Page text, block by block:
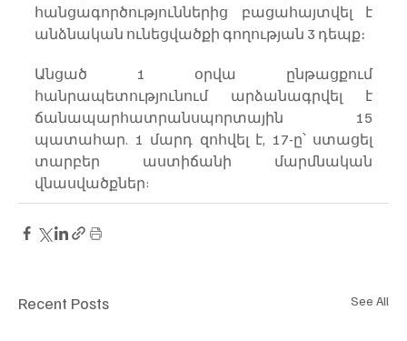
հանցագործություններից բացահայտվել է
անձնական ունեցվածքի գողության 3 դեպք։
Անցած 1 օրվա ընթացքում
հանրապետությունում արձանագրվել է
ճանապարհատրանսպորտային 15
պատահար. 1 մարդ զոհվել է, 17-ը՝ ստացել
տարբեր աստիճանի մարմնական
վնասվածքներ:
Recent Posts See All